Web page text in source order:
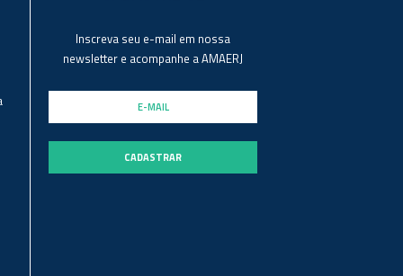
Inscreva seu e-mail em nossa
newsletter e acompanhe a AMAERJ